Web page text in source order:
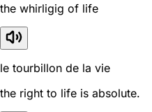
the whirligig of life
le tourbillon de la vie
the right to life is absolute.